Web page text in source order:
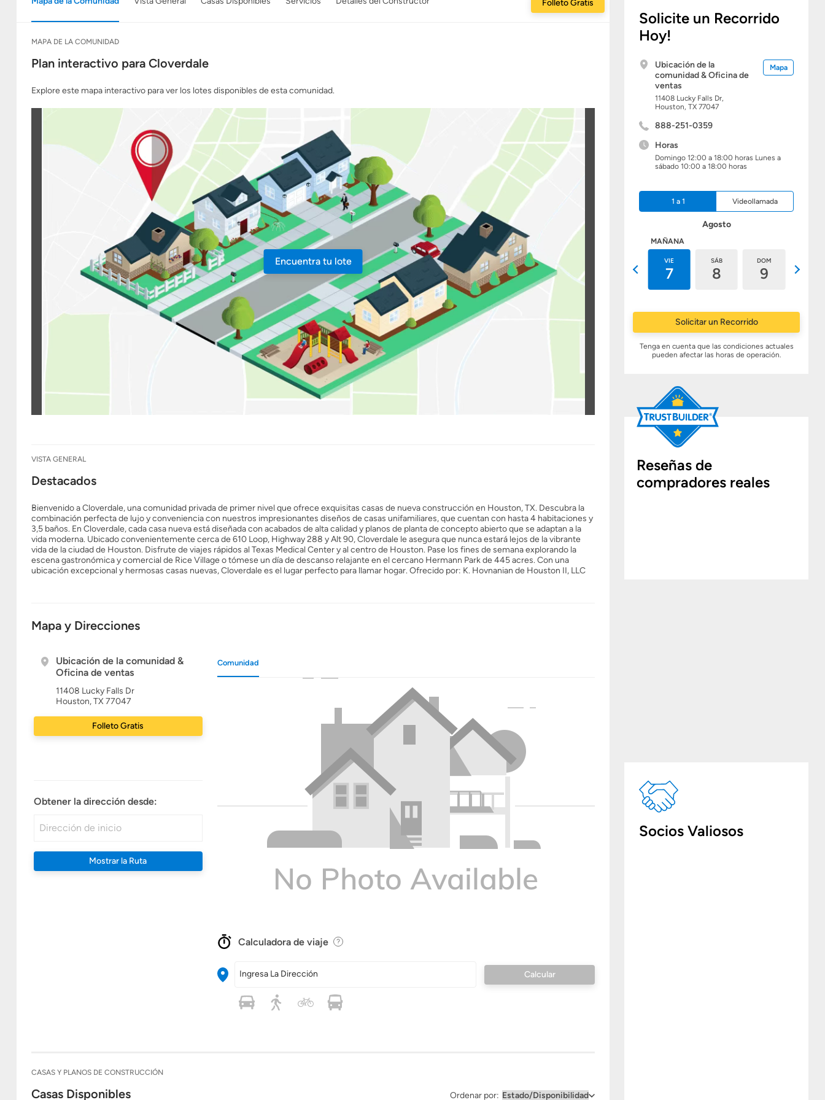
Solicite un Recorrido
Hoy!
Ubicación de la
comunidad & Oficina de
ventas
11408 Lucky Falls Dr,
Houston, TX 77047
Mapa
888-251-0359
Horas
Domingo 12:00 a 18:00 horas Lunes a
sábado 10:00 a 18:00 horas
1 a 1 Videollamada
Agosto
MAÑANA
VIE
7
SÁB
8
DOM
9
Solicitar un Recorrido
Tenga en cuenta que las condiciones actuales
pueden afectar las horas de operación.
Reseñas de
compradores reales
Socios Valiosos
Folleto Gratis
MAPA DE LA COMUNIDAD
Plan interactivo para Cloverdale
Explore este mapa interactivo para ver los lotes disponibles de esta comunidad.
Encuentra tu lote
VISTA GENERAL
Destacados
Bienvenido a Cloverdale, una comunidad privada de primer nivel que ofrece exquisitas casas de nueva construcción en Houston, TX. Descubra la
combinación perfecta de lujo y conveniencia con nuestros impresionantes diseños de casas unifamiliares, que cuentan con hasta 4 habitaciones y
3,5 baños. En Cloverdale, cada casa nueva está diseñada con acabados de alta calidad y planos de planta de concepto abierto que se adaptan a la
vida moderna. Ubicado convenientemente cerca de 610 Loop, Highway 288 y Alt 90, Cloverdale le asegura que nunca estará lejos de la vibrante
vida de la ciudad de Houston. Disfrute de viajes rápidos al Texas Medical Center y al centro de Houston. Pase los fines de semana explorando la
escena gastronómica y comercial de Rice Village o tómese un día de descanso relajante en el cercano Hermann Park de 445 acres. Con una
ubicación excepcional y hermosas casas nuevas, Cloverdale es el lugar perfecto para llamar hogar. Ofrecido por: K. Hovnanian de Houston II, LLC
Mapa y Direcciones
Ubicación de la comunidad &
Oficina de ventas
11408 Lucky Falls Dr
Houston, TX 77047
Folleto Gratis
Obtener la dirección desde:
Mostrar la Ruta
Comunidad
Calculadora de viaje
Ingresa La Dirección
CASAS Y PLANOS DE CONSTRUCCIÓN
Casas Disponibles Ordenar por: